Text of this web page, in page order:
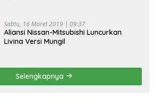
Sabtu, 16 Maret 2019 | 09:37
Aliansi Nissan-Mitsubishi Luncurkan
Livina Versi Mungil
Selengkapnya